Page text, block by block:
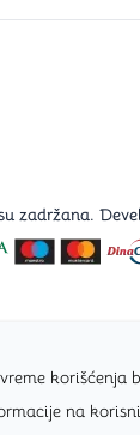
korišćenja
na
zadržana.